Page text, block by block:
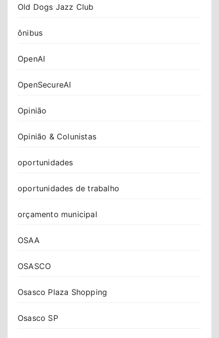
Old Dogs Jazz Club
ônibus
OpenAI
OpenSecureAI
Opinião
Opinião & Colunistas
oportunidades
oportunidades de trabalho
orçamento municipal
OSAA
OSASCO
Osasco Plaza Shopping
Osasco SP